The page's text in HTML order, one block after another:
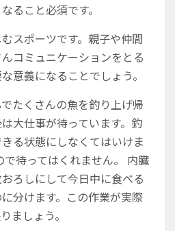
ること必須です。
スポーツです。親子や仲間
コミュニケーションをとる
意義になることでしょう。
たくさんの魚を釣り上げ帰
大仕事が待っています。釣
る状態にしなくてはいけま
待ってはくれません。
内臓
ろしにして今日中に食べる
分けます。この作業が実際
ましょう。